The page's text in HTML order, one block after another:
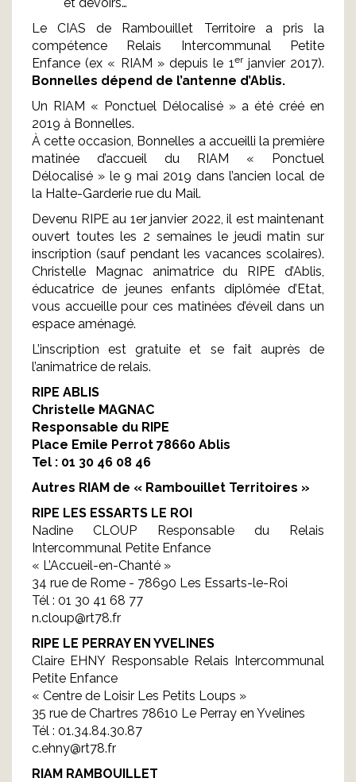
Le CIAS de Rambouillet Territoire a pris la
compétence Relais Intercommunal Petite
Enfance (ex « RIAM » depuis le 1 erjanvier 2017).
Bonnelles dépend de l’antenne d’Ablis.
Un RIAM « Ponctuel Délocalisé » a été créé en
2019 à Bonnelles.
À cette occasion, Bonnelles a accueilli la première
matinée d’accueil du RIAM « Ponctuel
Délocalisé » le 9 mai 2019 dans l’ancien local de
la Halte-Garderie rue du Mail.
Devenu RIPE au 1er janvier 2022, il est maintenant
ouvert toutes les 2 semaines le jeudi matin sur
inscription (sauf pendant les vacances scolaires).
Christelle Magnac animatrice du RIPE d’Ablis,
éducatrice de jeunes enfants diplômée d’Etat,
vous accueille pour ces matinées d’éveil dans un
espace aménagé.
L’inscription est gratuite et se fait auprès de
l’animatrice de relais.
RIPE ABLIS
Christelle MAGNAC
Responsable du RIPE
Place Emile Perrot 78660 Ablis
Tel : 01 30 46 08 46
Autres RIAM de « Rambouillet Territoires »
RIPE LES ESSARTS LE ROI
Nadine CLOUP Responsable du Relais
Intercommunal Petite Enfance
« L’Accueil-en-Chanté »
34 rue de Rome - 78690 Les Essarts-le-Roi
Tél : 01 30 41 68 77
n.cloup@rt78.fr
RIPE LE PERRAY EN YVELINES
Claire EHNY Responsable Relais Intercommunal
Petite Enfance
« Centre de Loisir Les Petits Loups »
35 rue de Chartres 78610 Le Perray en Yvelines
Tél : 01.34.84.30.87
c.ehny@rt78.fr
RIAM RAMBOUILLET